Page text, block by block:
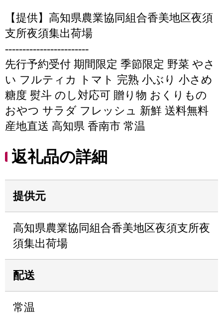
【提供】高知県農業協同組合香美地区夜須
支所夜須集出荷場
------------------------
先行予約受付 期間限定 季節限定 野菜 やさ
い フルティカ トマト 完熟 小ぶり 小さめ
糖度 熨斗 のし対応可 贈り物 おくりもの
おやつ サラダ フレッシュ 新鮮 送料無料
産地直送 高知県 香南市 常温
返礼品の詳細
提供元
高知県農業協同組合香美地区夜須支所夜
須集出荷場
配送
常温